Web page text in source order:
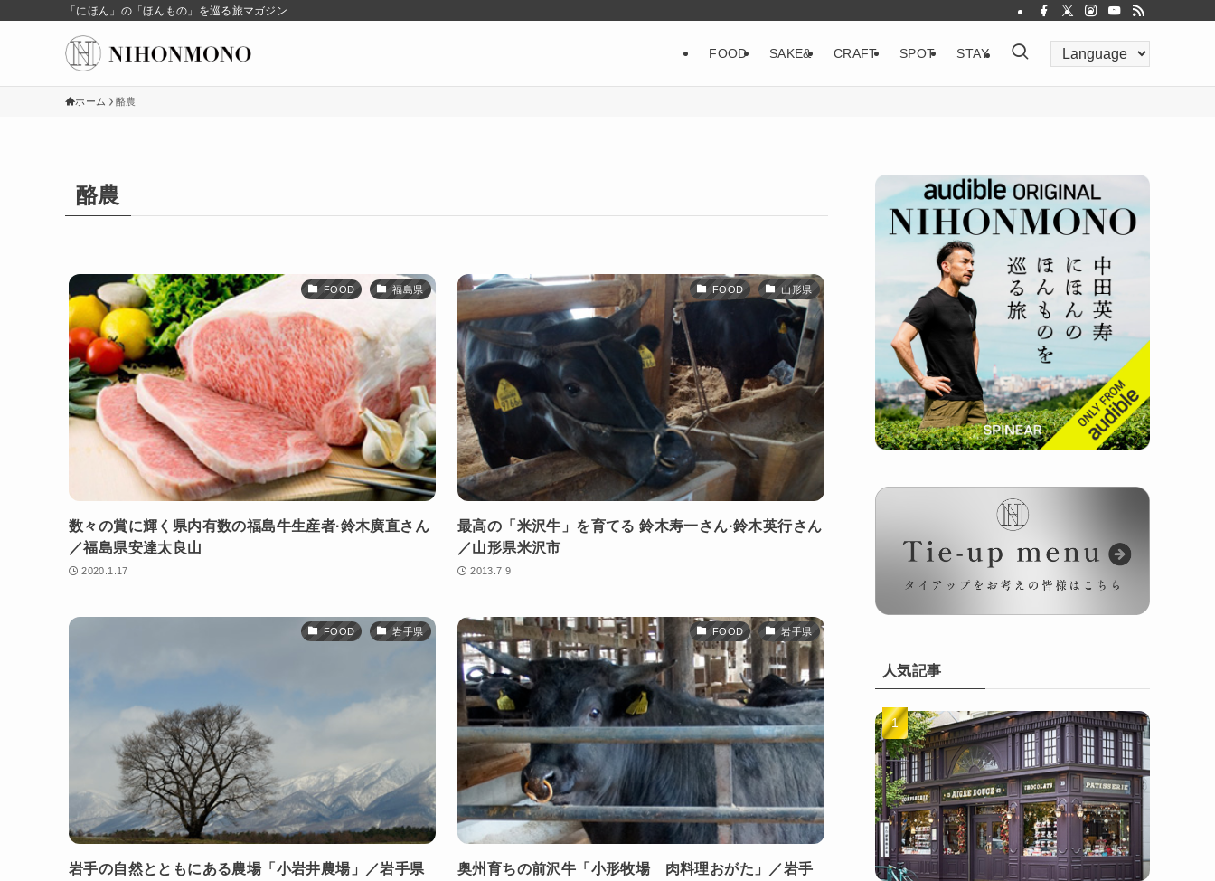
「にほん」の「ほんもの」を巡る旅マガジン
FOOD SAKE& CRAFT SPOT STAY
ホーム 酪農
酪農
FOOD 福島県
数々の賞に輝く県内有数の福島牛生産者·鈴木廣直さん
／福島県安達太良山
2020.1.17
FOOD 山形県
最高の「米沢牛」を育てる 鈴木寿一さん·鈴木英行さん
／山形県米沢市
2013.7.9
FOOD 岩手県
岩手の自然とともにある農場「小岩井農場」／岩手県
FOOD 岩手県
奥州育ちの前沢牛「小形牧場 肉料理おがた」／岩手
人気記事